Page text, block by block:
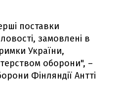
поставки
замовлені в
України,
оборони", –
Фінляндії Антті